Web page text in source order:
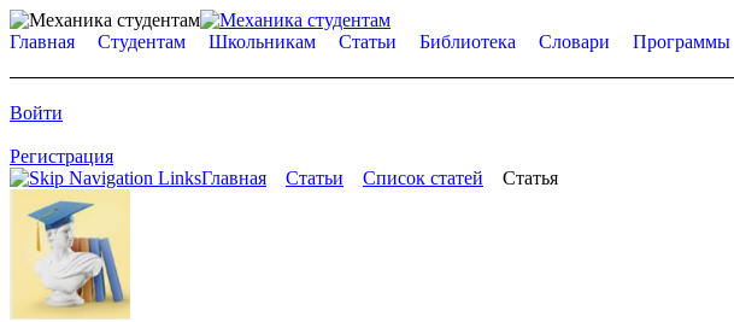
Главная Студентам Школьникам Статьи Библиотека Словари Программы
Войти
Регистрация
Главная
Статьи Список статей Статья